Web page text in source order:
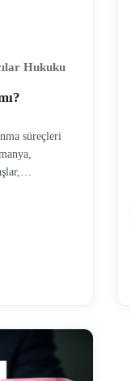
Hukuku
süreçleri
yapmak
boşanma
ise, iki